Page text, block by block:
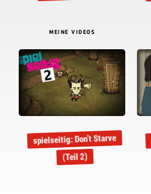
MEINE VIDEOS
spielseitig: Don’t Starve
(Teil 2)